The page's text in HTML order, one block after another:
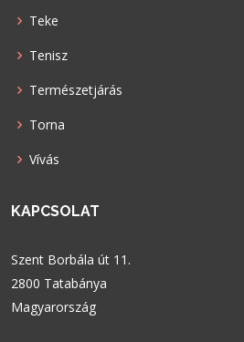
Teke
Tenisz
Természetjárás
Torna
Vívás
KAPCSOLAT
Szent Borbála út 11.
2800 Tatabánya
Magyarország